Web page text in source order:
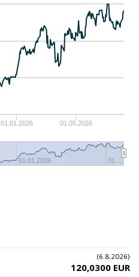
01.01.2026 01.05.2026
01.01.2026 01.…
(6.8.2026)
120,0300 EUR